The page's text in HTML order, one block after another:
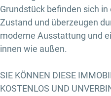
Grundstück befinden sich
Zustand und überzeugen
moderne Ausstattung und
innen wie außen.
SIE KÖNNEN DIESE
KOSTENLOS UND